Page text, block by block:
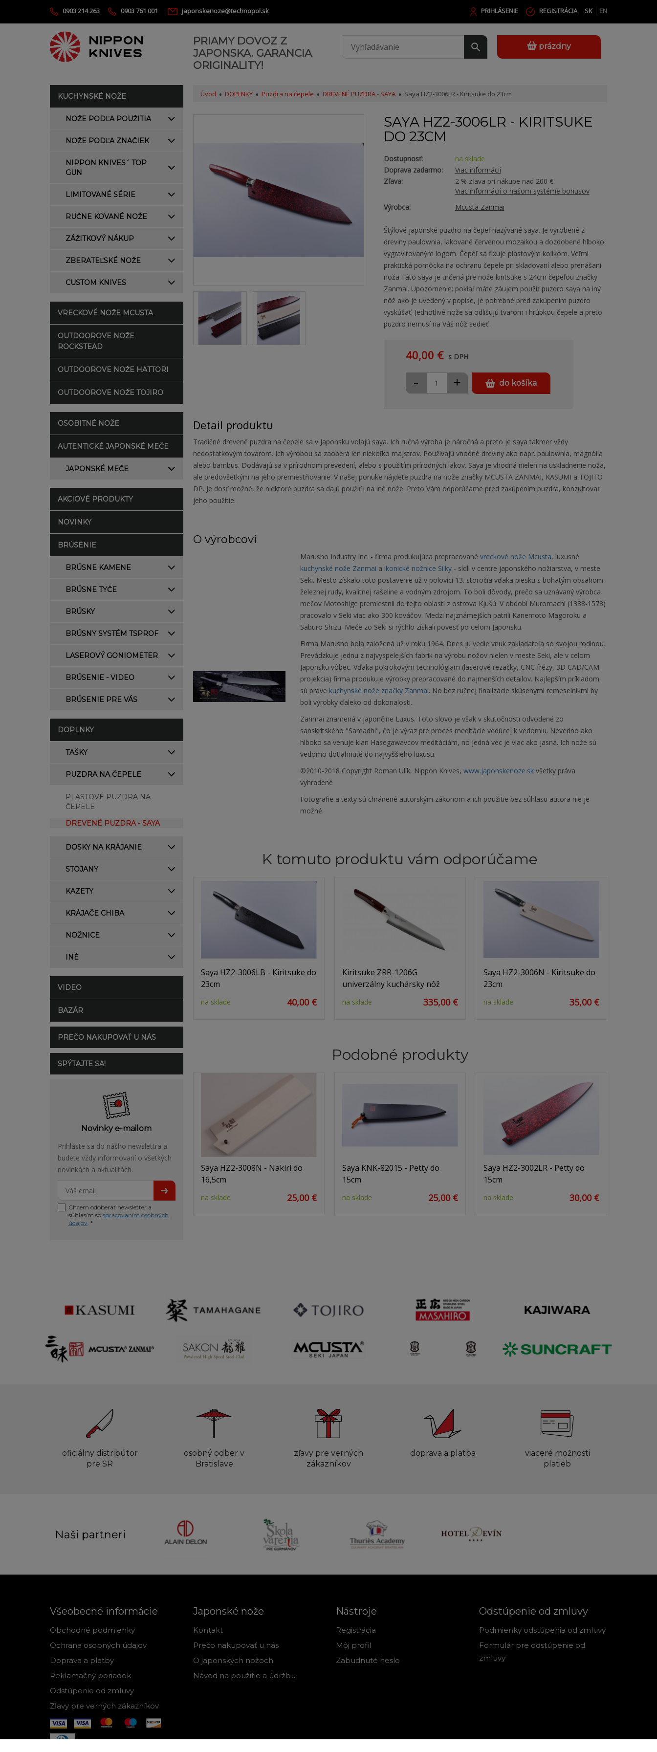
0903 214 263 0903 761 001 japonskenoze@technopol.sk SK EN
PRIHLÁSENIE REGISTRÁCIA
PRIAMY DOVOZ Z
JAPONSKA. GARANCIA
ORIGINALITY!
prázdny
KUCHYNSKÉ NOŽE
NOŽE PODĽA POUŽITIA
NOŽE PODĽA ZNAČIEK
NIPPON KNIVES´ TOP
GUN
LIMITOVANÉ SÉRIE
RUČNE KOVANÉ NOŽE
ZÁŽITKOVÝ NÁKUP
ZBERATEĽSKÉ NOŽE
CUSTOM KNIVES
VRECKOVÉ NOŽE MCUSTA
OUTDOOROVE NOŽE
ROCKSTEAD
OUTDOOROVE NOŽE HATTORI
OUTDOOROVE NOŽE TOJIRO
OSOBITNÉ NOŽE
AUTENTICKÉ JAPONSKÉ MEČE
JAPONSKÉ MEČE
AKCIOVÉ PRODUKTY
NOVINKY
BRÚSENIE
BRÚSNE KAMENE
BRÚSNE TYČE
BRÚSKY
BRÚSNY SYSTÉM TSPROF
LASEROVÝ GONIOMETER
BRÚSENIE - VIDEO
BRÚSENIE PRE VÁS
DOPLNKY
TAŠKY
PUZDRA NA ČEPELE
PLASTOVÉ PUZDRA NA
ČEPELE
DREVENÉ PUZDRA - SAYA
DOSKY NA KRÁJANIE
STOJANY
KAZETY
KRÁJAČE CHIBA
NOŽNICE
INÉ
VIDEO
BAZÁR
PREČO NAKUPOVAŤ U NÁS
SPÝTAJTE SA!
Novinky e-mailom
Prihláste sa do nášho newslettra a
budete vždy informovaní o všetkých
novinkách a aktualitách.
Chcem odoberať newsletter a
súhlasím so spracovaním osobných
údajov. *
Úvod DOPLNKY Puzdra na čepele DREVENÉ PUZDRA - SAYA Saya HZ2-3006LR - Kiritsuke do 23cm
SAYA HZ2-3006LR - KIRITSUKE
DO 23CM
Dostupnosť:
na sklade
Doprava zadarmo:
Viac informácií
Zľava:
2 % zľava pri nákupe nad 200 €
Viac informácií o našom systéme bonusov
Výrobca:
Mcusta Zanmai
Štýlové japonské puzdro na čepeľ nazývané saya. Je vyrobené z
dreviny paulownia, lakované červenou mozaikou a dozdobené hlboko
vygravírovaným logom. Čepeľ sa fixuje plastovým kolíkom. Veľmi
praktická pomôcka na ochranu čepele pri skladovaní alebo prenášaní
noža.Táto saya je určená pre nože kiritsuke s 24cm čepeľou značky
Zanmai. Upozornenie: pokiaľ máte záujem použiť puzdro saya na iný
nôž ako je uvedený v popise, je potrebné pred zakúpením puzdro
vyskúšať. Jednotlivé nože sa odlišujú tvarom i hrúbkou čepele a preto
puzdro nemusí na Váš nôž sedieť.
40,00 € s DPH
+
- do košíka
Detail produktu
Tradičné drevené puzdra na čepele sa v Japonsku volajú saya. Ich ručná výroba je náročná a preto je saya takmer vždy
nedostatkovým tovarom. Ich výrobou sa zaoberá len niekoľko majstrov. Používajú vhodné dreviny ako napr. paulownia, magnólia
alebo bambus. Dodávajú sa v prírodnom prevedení, alebo s použitím prírodných lakov. Saya je vhodná nielen na uskladnenie noža,
ale predovšetkým na jeho premiestňovanie. V našej ponuke nájdete puzdra na nože značky MCUSTA ZANMAI, KASUMI a TOJITO
DP. Je dosť možné, že niektoré puzdra sa dajú použiť i na iné nože. Preto Vám odporúčame pred zakúpením puzdra, konzultovať
jeho použitie.
O výrobcovi
Marusho Industry Inc. - firma produkujúca prepracované vreckové nože Mcusta, luxusné
kuchynské nože Zanmai a ikonické nožnice Silky- sídli v centre japonského nožiarstva, v meste
Seki. Mesto získalo toto postavenie už v polovici 13. storočia vďaka piesku s bohatým obsahom
železnej rudy, kvalitnej rašeline a vodným zdrojom. To boli dôvody, prečo sa uznávaný výrobca
mečov Motoshige premiestnil do tejto oblasti z ostrova Kjušú. V období Muromachi (1338-1573)
pracovalo v Seki viac ako 300 kováčov. Medzi najznámejších patrili Kanemoto Magoroku a
Saburo Shizu. Meče zo Seki si rýchlo získali povesť po celom Japonsku.
Firma Marusho bola založená už v roku 1964. Dnes ju vedie vnuk zakladateľa so svojou rodinou.
Prevádzkuje jednu z najvyspelejších fabrík na výrobu nožov nielen v meste Seki, ale v celom
Japonsku vôbec. Vďaka pokrokovým technológiam (laserové rezačky, CNC frézy, 3D CAD/CAM
projekcia) firma produkuje výrobky prepracované do najmenších detailov. Najlepším príkladom
sú práve kuchynské nože značky Zanmai. No bez ručnej finalizácie skúsenými remeselníkmi by
boli výrobky ďaleko od dokonalosti.
Zanmai znamená v japončine Luxus. Toto slovo je však v skutočnosti odvodené zo
sanskritského "Samadhi", čo je výraz pre proces meditácie vedúcej k vedomiu. Nevedno ako
hlboko sa venuje klan Hasegawavcov meditáciám, no jedná vec je viac ako jasná. Ich nože sú
vedomo dotiahnuté do najvyššieho luxusu.
©2010-2018 Copyright Roman Ulík, Nippon Knives, www.japonskenoze.skvšetky práva
vyhradené
Fotografie a texty sú chránené autorským zákonom a ich použitie bez súhlasu autora nie je
možné.
K tomuto produktu vám odporúčame
Saya HZ2-3006LB - Kiritsuke do
23cm
na sklade 40,00 €
Kiritsuke ZRR-1206G
univerzálny kuchársky nôž
na sklade 335,00 €
Saya HZ2-3006N - Kiritsuke do
23cm
na sklade 35,00 €
Podobné produkty
Saya HZ2-3008N - Nakiri do
16,5cm
na sklade 25,00 €
Saya KNK-82015 - Petty do
15cm
na sklade 25,00 €
Saya HZ2-3002LR - Petty do
15cm
na sklade 30,00 €
oficiálny distribútor
pre SR
osobný odber v
Bratislave
zľavy pre verných
zákazníkov
doprava a platba
viaceré možnosti
platieb
Naši partneri
Všeobecné informácie
Obchodné podmienky
Ochrana osobných údajov
Doprava a platby
Reklamačný poriadok
Odstúpenie od zmluvy
Zľavy pre verných zákazníkov
Japonské nože
Kontakt
Prečo nakupovať u nás
O japonských nožoch
Návod na použitie a údržbu
Nástroje
Registrácia
Môj profil
Zabudnuté heslo
Odstúpenie od zmluvy
Podmienky odstúpenia od zmluvy
Formulár pre odstúpenie od
zmluvy